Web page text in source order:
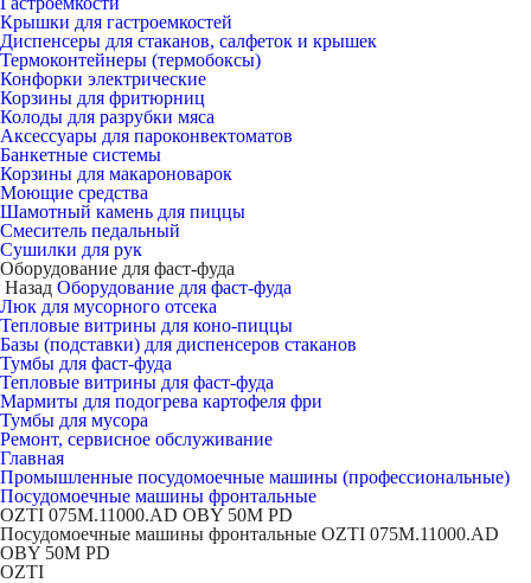
Крышки для гастроемкостей
Диспенсеры для стаканов, салфеток и крышек
Термоконтейнеры (термобоксы)
Конфорки электрические
Корзины для фритюрниц
Колоды для разрубки мяса
Аксессуары для пароконвектоматов
Банкетные системы
Корзины для макароноварок
Моющие средства
Шамотный камень для пиццы
Смеситель педальный
Сушилки для рук
Оборудование для фаст-фуда
Назад Оборудование для фаст-фуда
Люк для мусорного отсека
Тепловые витрины для коно-пиццы
Базы (подставки) для диспенсеров стаканов
Тумбы для фаст-фуда
Тепловые витрины для фаст-фуда
Мармиты для подогрева картофеля фри
Тумбы для мусора
Ремонт, сервисное обслуживание
Главная
Промышленные посудомоечные машины (профессиональные)
Посудомоечные машины фронтальные
OZTI 075M.11000.AD OBY 50M PD
Посудомоечные машины фронтальные OZTI 075M.11000.AD
OBY 50M PD
OZTI